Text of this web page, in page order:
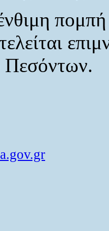
Πεσόντων.